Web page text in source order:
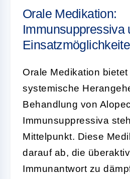
Orale Medikation:
Immunsuppressiva
Orale Medikation bietet
systemische
Behandlung von
Immunsuppressiva
Mittelpunkt. Diese
darauf ab, die
Immunantwort zu